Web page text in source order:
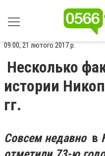
09:00, 21 лютого 2017 р.
Несколько
истории
гг.
Совсем недавнов